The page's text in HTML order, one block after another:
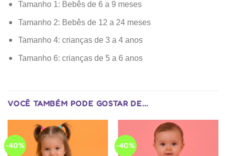
Tamanho 1: Bebês de 6 a 9 meses
Tamanho 2: Bebês de 12 a 24 meses
Tamanho 4: crianças de 3 a 4 anos
Tamanho 6: crianças de 5 a 6 anos
VOCÊ TAMBÉM PODE GOSTAR DE…
-40% -40%